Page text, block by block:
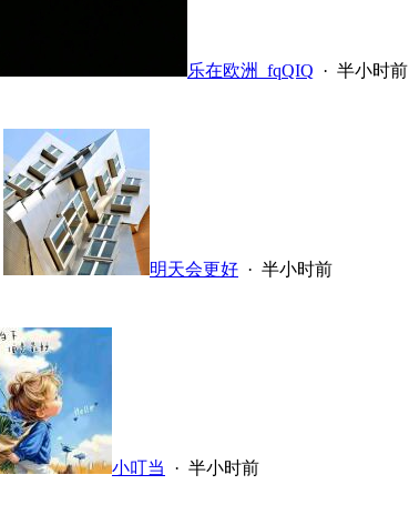
乐在欧洲_fqQIQ · 半小时前
明天会更好 · 半小时前
小叮当 · 半小时前